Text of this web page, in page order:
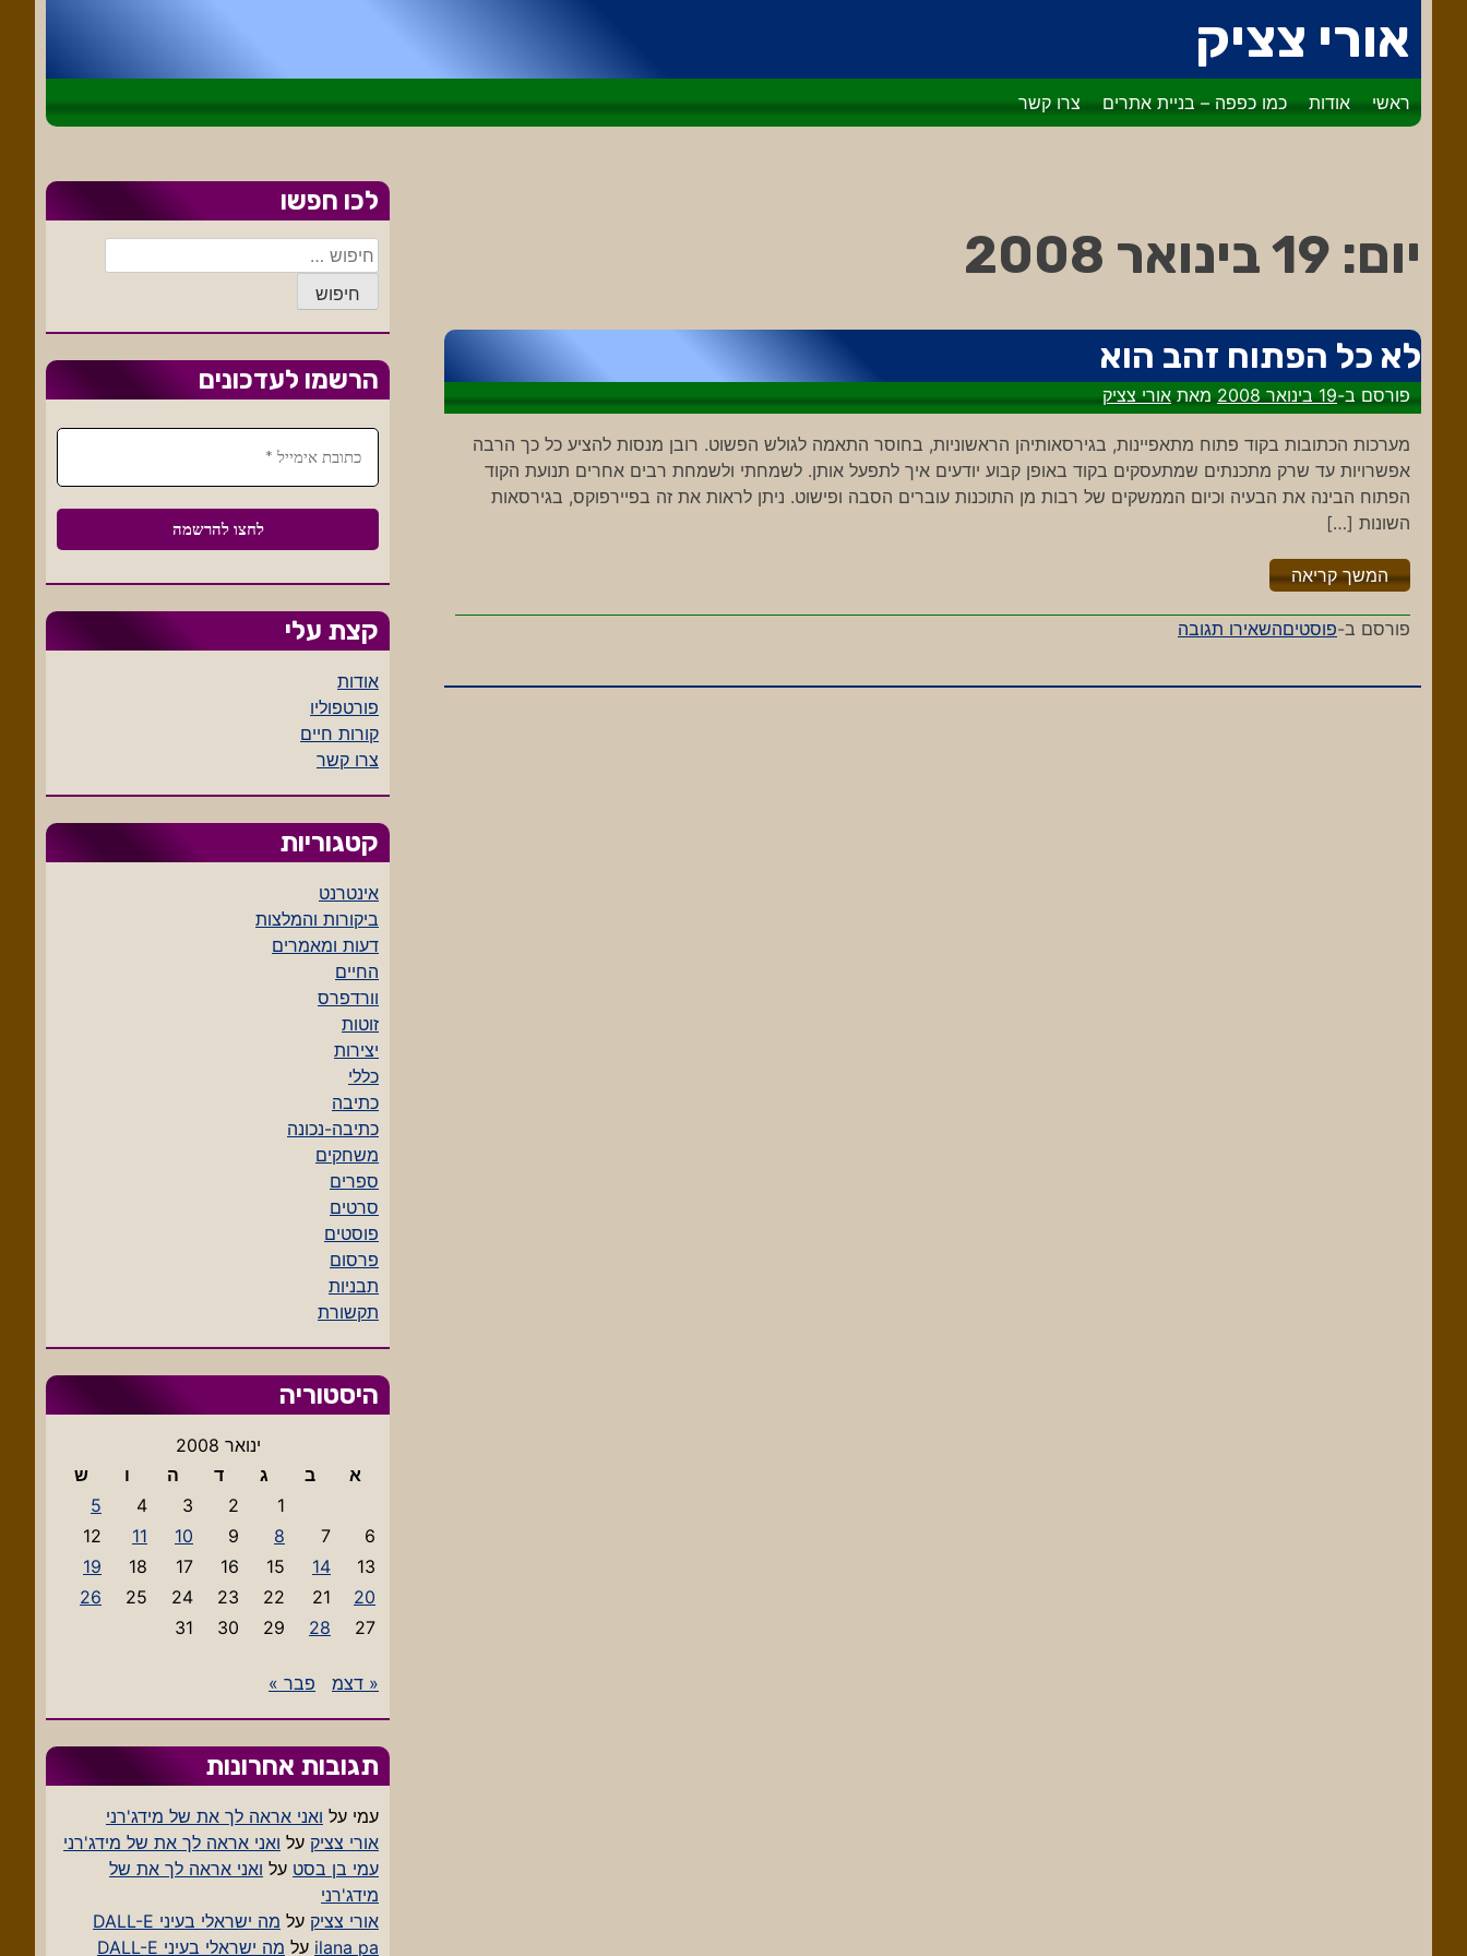
לתוכן
אורי צציק
ראשי אודות כמו כפפה – בניית אתרים צרו קשר
יום: 19 בינואר 2008
לא כל הפתוח זהב הוא
פורסם ב-19 בינואר 2008 מאתאורי צציק
מערכות הכתובות בקוד פתוח מתאפיינות, בגירסאותיהן הראשוניות, בחוסר התאמה לגולש הפשוט. רובן מנסות להציע כל כך הרבה
אפשרויות עד שרק מתכנתים שמתעסקים בקוד באופן קבוע יודעים איך לתפעל אותן. לשמחתי ולשמחת רבים אחרים תנועת הקוד
הפתוח הבינה את הבעיה וכיום הממשקים של רבות מן התוכנות עוברים הסבה ופישוט. ניתן לראות את זה בפיירפוקס, בגירסאות
השונות […]
המשך קריאה"%s"
פורסם ב-פוסטיםהשאירו תגובה
כל
לכו חפשו
חיפוש:
הרשמו לעדכונים
קצת עלי
אודות
פורטפוליו
קורות חיים
צרו קשר
קטגוריות
אינטרנט
ביקורות והמלצות
דעות ומאמרים
החיים
וורדפרס
זוטות
יצירות
כללי
כתיבה
כתיבה-נכונה
משחקים
ספרים
סרטים
פוסטים
פרסום
תבניות
תקשורת
היסטוריה
ינואר 2008
א
ב ג ד ה ו
ש
1
2
3
4
5
6
7
8
9
10
11
12
13
14
15
16
17
18
19
20
21
22
23
24
25
26
27
28
29
30
31
« דצמ פבר »
תגובות אחרונות
עמי על ואני אראה לך את של מידג'רני
אורי צציק על ואני אראה לך את של מידג'רני
עמי בן בסט על ואני אראה לך את של
מידג'רני
אורי צציק על מה ישראלי בעיני DALL-E
ilana pa על מה ישראלי בעיני DALL-E